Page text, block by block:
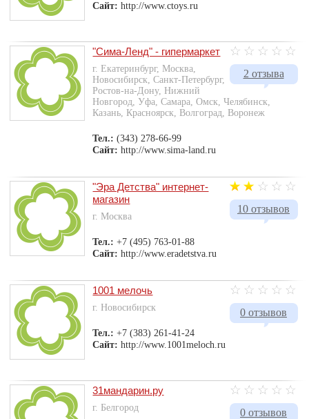
Сайт: http://www.ctoys.ru
2 отзыва
"Сима-Ленд" - гипермаркет
г. Екатеринбург, Москва,
Новосибирск, Санкт-Петербург,
Ростов-на-Дону, Нижний
Новгород, Уфа, Самара, Омск, Челябинск,
Казань, Красноярск, Волгоград, Воронеж
Тел.:(343) 278-66-99
Сайт: http://www.sima-land.ru
10 отзывов
"Эра Детства" интернет-
магазин
г. Москва
Тел.:+7 (495) 763-01-88
Сайт: http://www.eradetstva.ru
0 отзывов
1001 мелочь
г. Новосибирск
Тел.:+7 (383) 261-41-24
Сайт: http://www.1001meloch.ru
0 отзывов
31мандарин.ру
г. Белгород